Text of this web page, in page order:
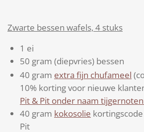
Zwarte bessen wafels, 4 stuks
1 ei
50 gram (diepvries) bessen
40 gram extra fijn chufameel
10% korting voor nieuwe
Pit & Pit onder naam
40 gram kokosolie kortingscode
Pit